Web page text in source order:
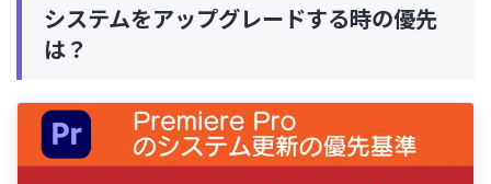
システムをアップグレードする時の優先
は？